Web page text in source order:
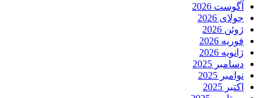
آگوست 2026
جولای 2026
ژوئن 2026
فوریه 2026
ژانویه 2026
دسامبر 2025
نوامبر 2025
اکتبر 2025